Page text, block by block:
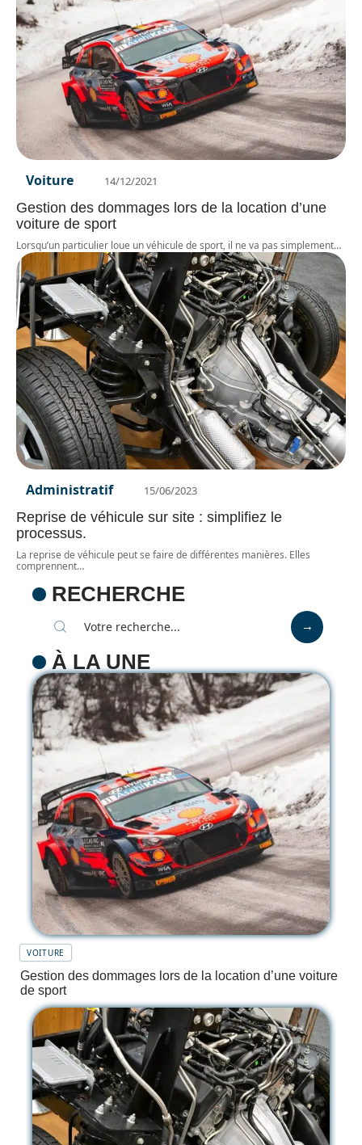
Voiture 14/12/2021
Gestion des dommages lors de la location d’une
voiture de sport
Lorsqu’un particulier loue un véhicule de sport, il ne va pas simplement…
Administratif 15/06/2023
Reprise de véhicule sur site : simplifiez le
processus.
La reprise de véhicule peut se faire de différentes manières. Elles
comprennent…
RECHERCHE
À LA UNE
VOITURE
Gestion des dommages lors de la location d’une voiture
de sport